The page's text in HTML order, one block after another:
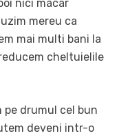
nici macar
mereu ca
mai multi bani la
cheltuielile
drumul cel bun
deveni intr-o